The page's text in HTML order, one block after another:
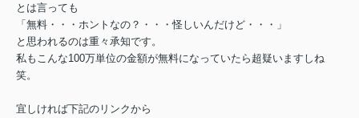
とは言っても
「無料・・・ホントなの？・・・怪しいんだけど・・・」
と思われるのは重々承知です。
私もこんな100万単位の金額が無料になっていたら超疑いますしね
笑。
宜しければ下記のリンクから